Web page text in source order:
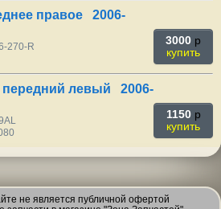
правое 2006-
270-R
3000 p
купить
передний левый 2006-
1150 p
купить
не является публичной офертой